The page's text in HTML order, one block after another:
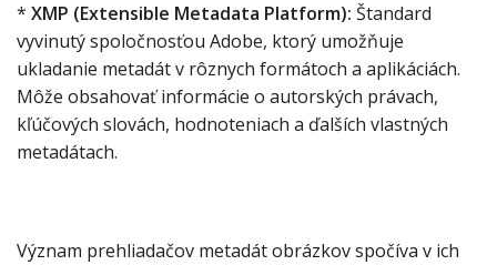
* XMP (Extensible Metadata Platform): Štandard
vyvinutý spoločnosťou Adobe, ktorý umožňuje
ukladanie metadát v rôznych formátoch a aplikáciách.
Môže obsahovať informácie o autorských právach,
kľúčových slovách, hodnoteniach a ďalších vlastných
metadátach.
Význam prehliadačov metadát obrázkov spočíva v ich